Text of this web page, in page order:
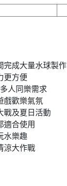
完成大量水球製作
更方便
人同樂需求
戲歡樂氣氛
戰及夏日活動
適合使用
水樂趣
涼大作戰